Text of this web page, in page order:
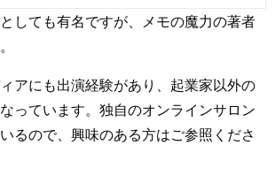
しても有名ですが、メモの魔力の著者
アにも出演経験があり、起業家以外の
っています。独自のオンラインサロン
るので、興味のある方はご参照くださ